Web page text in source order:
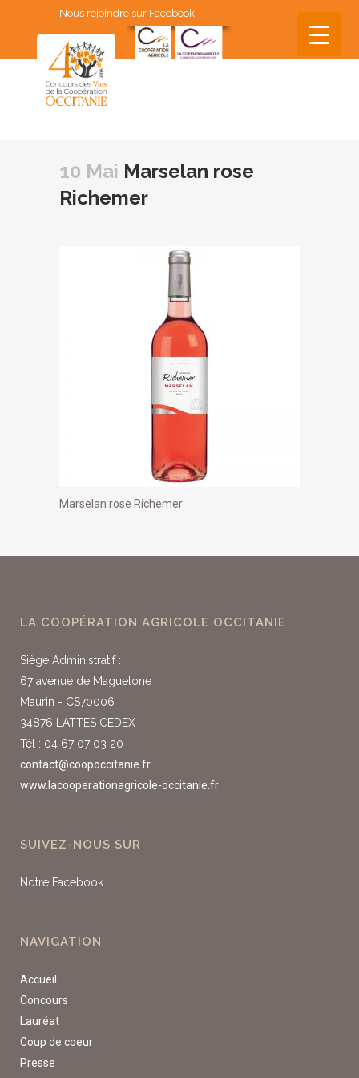
Nous rejoindre sur Facebook
10 Mai Marselan rose
Richemer
Marselan rose Richemer
LA COOPÉRATION AGRICOLE OCCITANIE
Siège Administratif :
67 avenue de Maguelone
Maurin - CS70006
34876 LATTES CEDEX
Tél : 04 67 07 03 20
contact@coopoccitanie.fr
www.lacooperationagricole-occitanie.fr
SUIVEZ-NOUS SUR
Notre Facebook
NAVIGATION
Accueil
Concours
Lauréat
Coup de coeur
Presse